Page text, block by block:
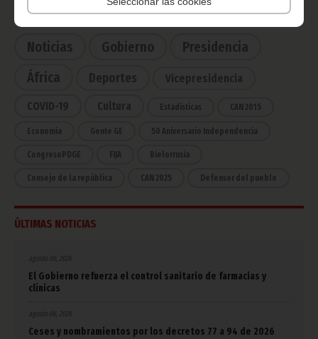
CATEGORÍAS
Noticias Gobierno
Presidencia
África
Deportes Vicepresidencia
COVID-19 Cultura Estadísticas CAN 2015
Economía Gente GE 50 Aniversario Independencia
CongresoPDGE FIJA Bielorrusia
Consejo de la república CAN 2025 Defensor del pueblo
ÚLTIMAS NOTICIAS
agosto 06, 2026
El Gobierno refuerza el control sanitario de farmacias y
clínicas
agosto 06, 2026
Ceses y nombramientos por los decretos 77 a 94 de 2026